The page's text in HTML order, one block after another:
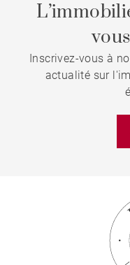
Inscrivez-vous à
actualité sur